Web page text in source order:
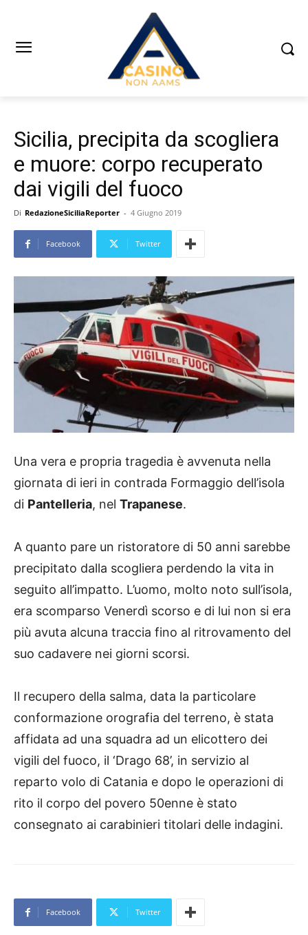
Sicilia, precipita da scogliera
e muore: corpo recuperato
dai vigili del fuoco
Di RedazioneSiciliaReporter - 4 Giugno 2019
Facebook Twitter
Una vera e propria tragedia è avvenuta nella
giornata di ieri in contrada Formaggio dell’isola
di Pantelleria, nel Trapanese.
A quanto pare un ristoratore di 50 anni sarebbe
precipitato dalla scogliera perdendo la vita in
seguito all’impatto. L’uomo, molto noto sull’isola,
era scomparso Venerdì scorso e di lui non si era
più avuta alcuna traccia fino al ritrovamento del
suo cadavere nei giorni scorsi.
Il recupero della salma, data la particolare
conformazione orografia del terreno, è stata
affidata ad una squadra ad un elicottero dei
vigili del fuoco, il ‘Drago 68’, in servizio al
reparto volo di Catania e dopo le operazioni di
rito il corpo del povero 50enne è stato
consegnato ai carabinieri titolari delle indagini.
Facebook Twitter